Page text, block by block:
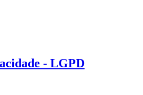
- LGPD